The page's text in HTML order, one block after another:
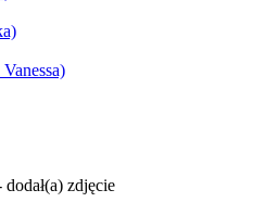
dodał(a) zdjęcie